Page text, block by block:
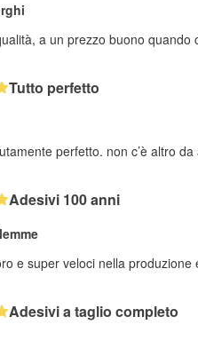
a un prezzo buono
Tutto perfetto
perfetto. non c’è altro
Adesivi 100 anni
e super veloci nella produzione
Adesivi a taglio completo